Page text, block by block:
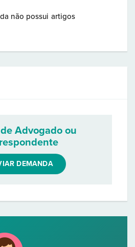
não possui artigos
Advogado ou
DEMANDA